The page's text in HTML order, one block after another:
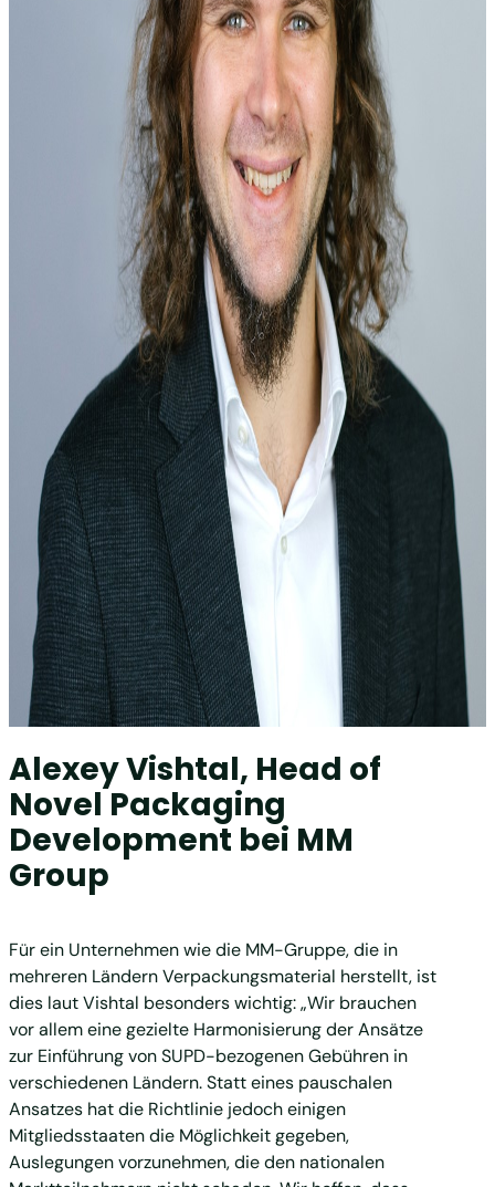
Alexey Vishtal, Head of
Novel Packaging
Development bei MM
Group
Für ein Unternehmen wie die MM-Gruppe, die in
mehreren Ländern Verpackungsmaterial herstellt, ist
dies laut Vishtal besonders wichtig: „Wir brauchen
vor allem eine gezielte Harmonisierung der Ansätze
zur Einführung von SUPD-bezogenen Gebühren in
verschiedenen Ländern. Statt eines pauschalen
Ansatzes hat die Richtlinie jedoch einigen
Mitgliedsstaaten die Möglichkeit gegeben,
Auslegungen vorzunehmen, die den nationalen